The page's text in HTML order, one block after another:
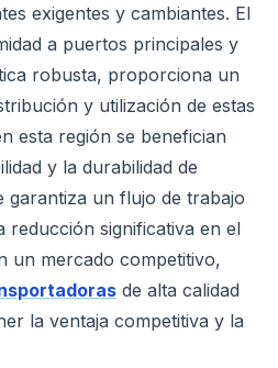
exigentes y cambiantes. El
a puertos principales y
robusta, proporciona un
y utilización de estas
esta región se benefician
y la durabilidad de
garantiza un flujo de trabajo
reducción significativa en el
un mercado competitivo,
de alta calidad
la ventaja competitiva y la